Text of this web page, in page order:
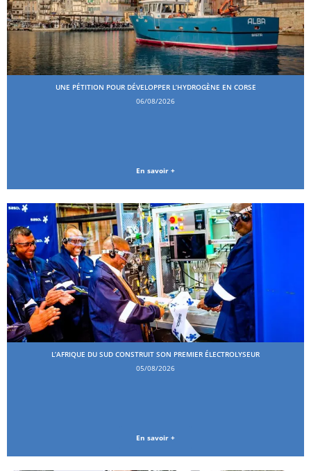
UNE PÉTITION POUR DÉVELOPPER L’HYDROGÈNE EN CORSE
06/08/2026
En savoir +
L’AFRIQUE DU SUD CONSTRUIT SON PREMIER ÉLECTROLYSEUR
05/08/2026
En savoir +